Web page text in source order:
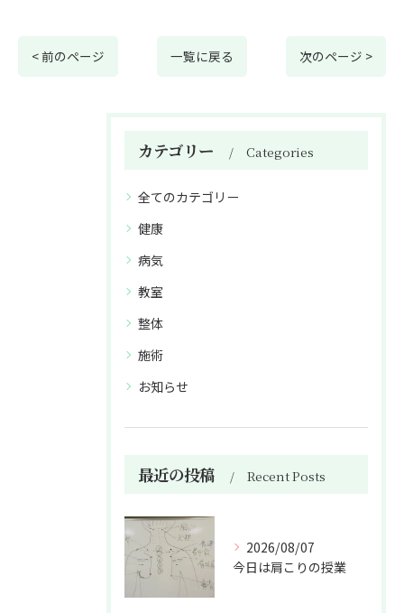
< 前のページ 一覧に戻る 次のページ >
カテゴリー Categories
全てのカテゴリー
健康
病気
教室
整体
施術
お知らせ
最近の投稿 Recent Posts
2026/08/07
今日は肩こりの授業